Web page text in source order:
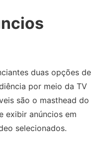
duas opções de
por meio da TV
são o masthead do
exibir anúncios em
selecionados.